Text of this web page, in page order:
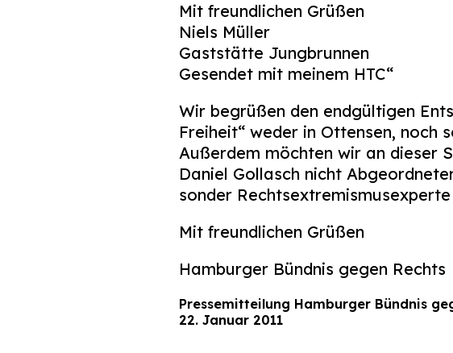
Mit freundlichen Grüßen
Niels Müller
Gaststätte Jungbrunnen
Gesendet mit meinem HTC“
Wir begrüßen den endgültigen
Freiheit“ weder in Ottensen, noch
Außerdem möchten wir an dieser
Daniel Gollasch nicht
sonder
Mit freundlichen Grüßen
Hamburger Bündnis gegen Rechts
Pressemitteilung Hamburger Bündnis
22. Januar 2011